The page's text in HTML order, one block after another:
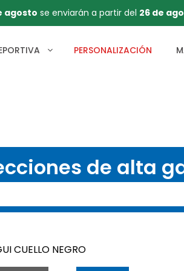
agosto se enviarán a partir del 26 de
PERSONALIZACIÓN
de alta
CUELLO NEGRO